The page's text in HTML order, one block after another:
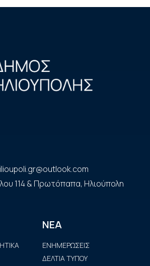
114 & Πρωτόπαπα, Ηλιούπολη
ΝΕΑ
ΕΝΗΜΕΡΩΣΕΙΣ
ΔΕΛΤΙΑ ΤΥΠΟΥ